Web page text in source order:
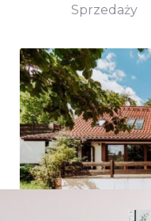
Sprzedaży